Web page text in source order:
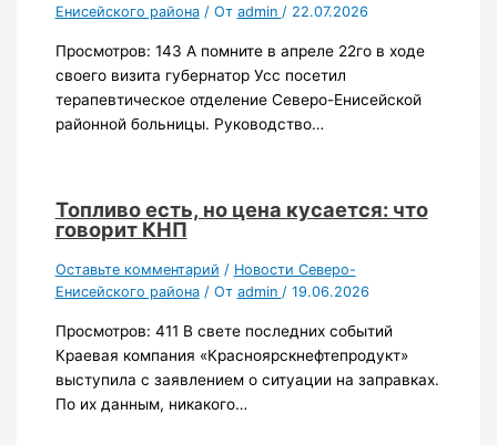
Енисейского района/ От admin / 22.07.2026
Просмотров: 143 А помните в апреле 22го в ходе
своего визита губернатор Усс посетил
терапевтическое отделение Северо-Енисейской
районной больницы. Руководство…
Топливо есть, но цена кусается: что
говорит КНП
Оставьте комментарий / Новости Северо-
Енисейского района/ От admin / 19.06.2026
Просмотров: 411 В свете последних событий
Краевая компания «Красноярскнефтепродукт»
выступила с заявлением о ситуации на заправках.
По их данным, никакого…